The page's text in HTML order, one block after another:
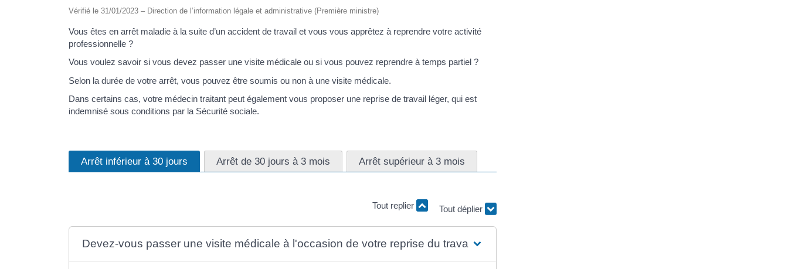
Vérifié le 31/01/2023 – Direction de l’information légale et administrative (Première ministre)
Vous êtes en arrêt maladie à la suite d’un accident de travail et vous vous apprêtez à reprendre votre activité
professionnelle ?
Vous voulez savoir si vous devez passer une visite médicale ou si vous pouvez reprendre à temps partiel ?
Selon la durée de votre arrêt, vous pouvez être soumis ou non à une visite médicale.
Dans certains cas, votre médecin traitant peut également vous proposer une reprise de travail léger, qui est
indemnisé sous conditions par la Sécurité sociale.
Arrêt inférieur à 30 jours Arrêt de 30 jours à 3 mois Arrêt supérieur à 3 mois
Tout replier
Tout déplier
Devez-vous passer une visite médicale à l'occasion de votre reprise du travail ?